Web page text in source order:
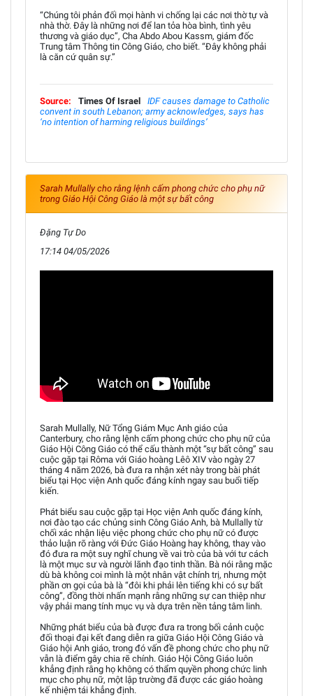
“Chúng tôi phản đối mọi hành vi chống lại các nơi thờ tự và
nhà thờ. Đây là những nơi để lan tỏa hòa bình, tình yêu
thương và giáo dục”, Cha Abdo Abou Kassm, giám đốc
Trung tâm Thông tin Công Giáo, cho biết. “Đây không phải
là căn cứ quân sự.”
Source: Times Of Israel
IDF causes damage to Catholic
convent in south Lebanon; army acknowledges, says has
‘no intention of harming religious buildings’
Sarah Mullally cho rằng lệnh cấm phong chức cho phụ nữ
trong Giáo Hội Công Giáo là một sự bất công
Đặng Tự Do
17:14 04/05/2026
Sarah Mullally, Nữ Tổng Giám Mục Anh giáo của
Canterbury, cho rằng lệnh cấm phong chức cho phụ nữ của
Giáo Hội Công Giáo có thể cấu thành một “sự bất công” sau
cuộc gặp tại Rôma với Giáo hoàng Lêô XIV vào ngày 27
tháng 4 năm 2026, bà đưa ra nhận xét này trong bài phát
biểu tại Học viện Anh quốc đáng kính ngay sau buổi tiếp
kiến.
Phát biểu sau cuộc gặp tại Học viện Anh quốc đáng kính,
nơi đào tạo các chủng sinh Công Giáo Anh, bà Mullally từ
chối xác nhận liệu việc phong chức cho phụ nữ có được
thảo luận rõ ràng với Đức Giáo Hoàng hay không, thay vào
đó đưa ra một suy nghĩ chung về vai trò của bà với tư cách
là một mục sư và người lãnh đạo tinh thần. Bà nói rằng mặc
dù bà không coi mình là một nhân vật chính trị, nhưng một
phần ơn gọi của bà là “đôi khi phải lên tiếng khi có sự bất
công”, đồng thời nhấn mạnh rằng những sự can thiệp như
vậy phải mang tính mục vụ và dựa trên nền tảng tâm linh.
Những phát biểu của bà được đưa ra trong bối cảnh cuộc
đối thoại đại kết đang diễn ra giữa Giáo Hội Công Giáo và
Giáo hội Anh giáo, trong đó vấn đề phong chức cho phụ nữ
vẫn là điểm gây chia rẽ chính. Giáo Hội Công Giáo luôn
khẳng định rằng họ không có thẩm quyền phong chức linh
mục cho phụ nữ, một lập trường đã được các giáo hoàng
kế nhiệm tái khẳng định.